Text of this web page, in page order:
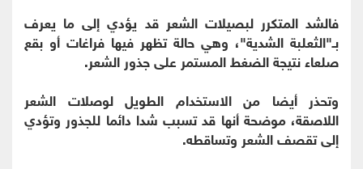
فالشد المتكرر لبصيلات الشعر قد يؤدي إلى ما يعرف
بـ"الثعلبة الشدية"، وهي حالة تظهر فيها فراغات أو بقع
صلعاء نتيجة الضغط المستمر على جذور الشعر.
وتحذر أيضا من الاستخدام الطويل لوصلات الشعر
اللاصقة، موضحة أنها قد تسبب شدا دائما للجذور وتؤدي
إلى تقصف الشعر وتساقطه.